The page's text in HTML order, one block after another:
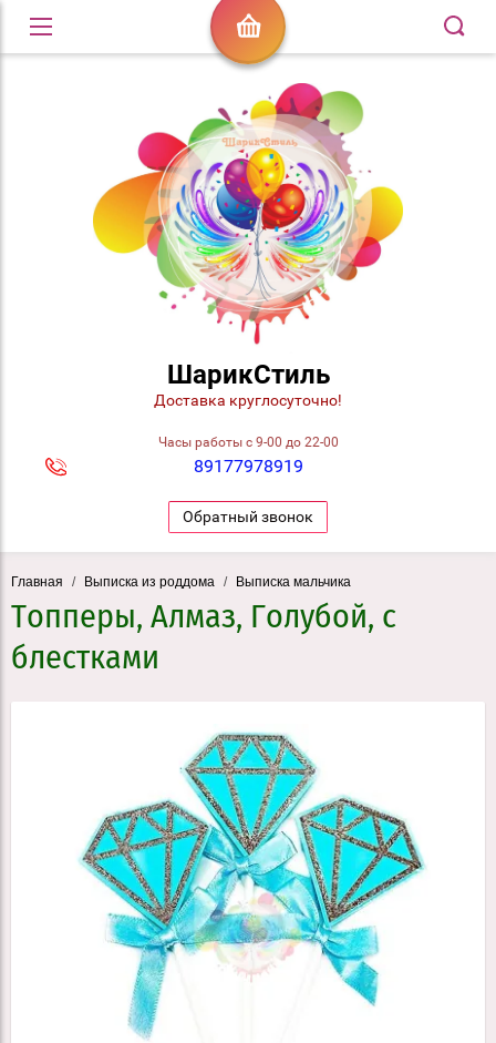
ШарикСтиль
Доставка круглосуточно!
Часы работы с 9-00 до 22-00
89177978919
Обратный звонок
Главная / Выписка из роддома / Выписка мальчика
Топперы, Алмаз, Голубой, с
блестками